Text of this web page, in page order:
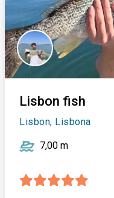
Lisbon fish
Lisbon, Lisbona
7,00 m